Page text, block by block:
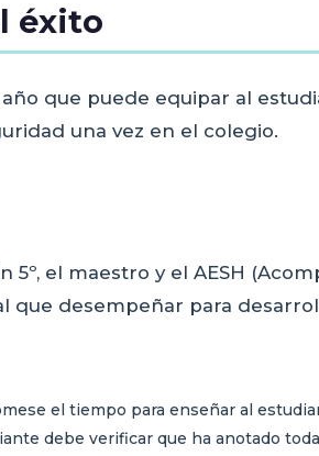
éxito
que puede equipar al
una vez en el colegio.
el maestro y el AESH
que desempeñar para
el tiempo para enseñar al
debe verificar que ha anotado